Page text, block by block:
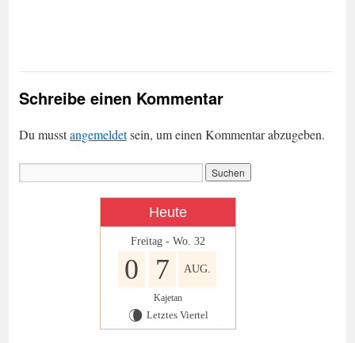
Schreibe einen Kommentar
Du musstangemeldetsein, um einen Kommentar abzugeben.
Heute
Freitag - Wo. 32
0 7 AUG.
Kajetan
V Letztes Viertel